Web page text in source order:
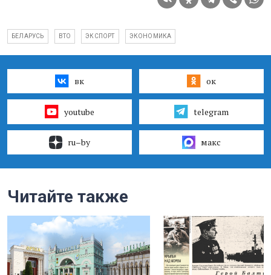
БЕЛАРУСЬ ВТО ЭКСПОРТ ЭКОНОМИКА
вк ок
youtube telegram
ru–by макс
Читайте также